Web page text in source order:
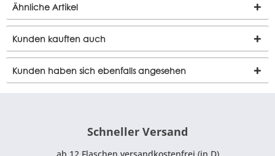
Ähnliche Artikel
Kunden kauften auch
Kunden haben sich ebenfalls angesehen
Schneller Versand